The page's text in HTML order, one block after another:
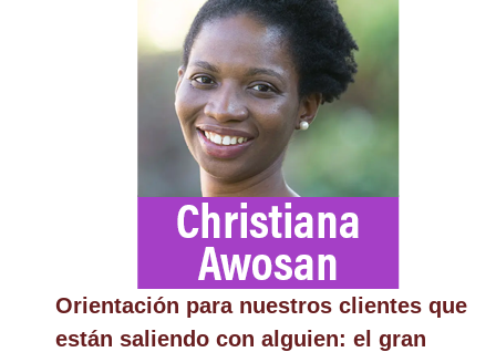
Orientación para nuestros clientes que
están saliendo con alguien: el gran